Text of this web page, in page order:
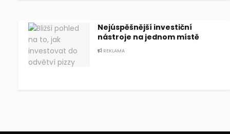
Nejúspěšnější investiční
nástroje na jednom místě
REKLAMA